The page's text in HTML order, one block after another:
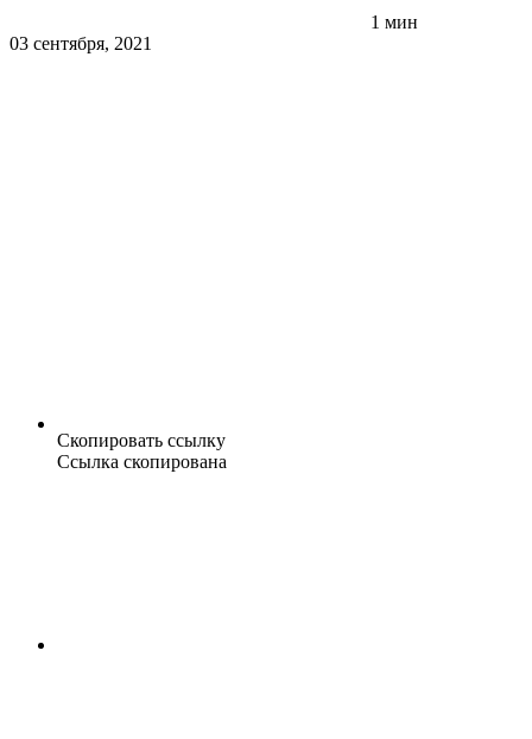
1 мин
03 сентября, 2021
Скопировать ссылку
Ссылка скопирована